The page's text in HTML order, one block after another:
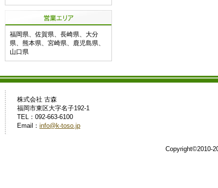
福岡県、佐賀県、長崎県、大分
県、熊本県、宮崎県、鹿児島県、
山口県
株式会社 古森
福岡市東区大字名子192-1
TEL：092-663-6100
Email： info@k-toso.jp
Copyright©2010-